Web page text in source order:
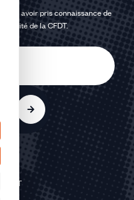
avoir pris connaissance de
de la CFDT.
CFDT